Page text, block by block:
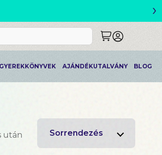
›
GYEREKKÖNYVEK AJÁNDÉKUTALVÁNY BLOG
után
Sorrendezés